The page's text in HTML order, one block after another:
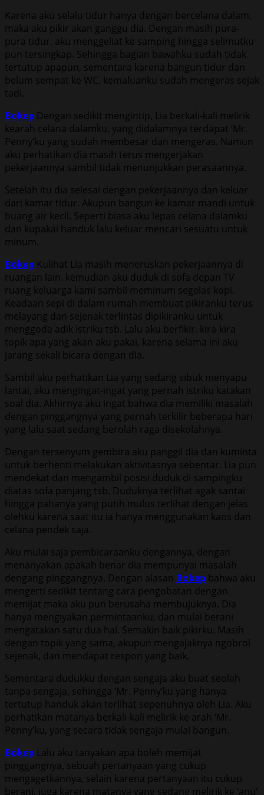
Karena aku selalu tidur hanya dengan bercelana dalam,
maka aku pikir akan ganggu dia. Dengan masih pura-
pura tidur, aku menggeliat ke samping hingga selimutku
pun tersingkap. Sehingga bagian bawahku sudah tidak
tertutup apapun, sementara karena bangun tidur dan
belum sempat ke WC, kemaluanku sudah mengeras sejak
tadi.
Bokep Dengan sedikit mengintip, Lia berkali-kali melirik
kearah celana dalamku, yang didalamnya terdapat ‘Mr.
Penny’ku yang sudah membesar dan mengeras. Namun
aku perhatikan dia masih terus mengerjakan
pekerjaannya sambil tidak menunjukkan perasaannya.
Setelah itu dia selesai dengan pekerjaannya dan keluar
dari kamar tidur. Akupun bangun ke kamar mandi untuk
buang air kecil. Seperti biasa aku lepas celana dalamku
dan kupakai handuk lalu keluar mencari sesuatu untuk
minum.
Bokep Kulihat Lia masih meneruskan pekerjaannya di
ruangan lain. kemudian aku duduk di sofa depan TV
ruang keluarga kami sambil meminum segelas kopi.
Keadaan sepi di dalam rumah membuat pikiranku terus
melayang dan sejenak terlintas dipikiranku untuk
menggoda adik istriku tsb. Lalu aku berfikir, kira-kira
topik apa yang akan aku pakai, karena selama ini aku
jarang sekali bicara dengan dia.
Sambil aku perhatikan Lia yang sedang sibuk menyapu
lantai, aku mengingat-ingat yang pernah istriku katakan
soal dia. Akhirnya aku ingat bahwa dia memiliki masalah
dengan pinggangnya yang pernah terkilir beberapa hari
yang lalu saat sedang berolah raga disekolahnya.
Dengan tersenyum gembira aku panggil dia dan kuminta
untuk berhenti melakukan aktivitasnya sebentar. Lia pun
mendekat dan mengambil posisi duduk di sampingku
diatas sofa panjang tsb. Duduknya terlihat agak santai
hingga pahanya yang putih mulus terlihat dengan jelas
olehku karena saat itu ia hanya menggunakan kaos dan
celana pendek saja.
Aku mulai saja pembicaraanku dengannya, dengan
menanyakan apakah benar dia mempunyai masalah
dengang pinggangnya. Dengan alasan Bokep bahwa aku
mengerti sedikit tentang cara pengobatan dengan
memijat maka aku pun berusaha membujuknya. Dia
hanya mengiyakan permintaanku, dan mulai berani
mengatakan satu dua hal. Semakin baik pikirku. Masih
dengan topik yang sama, akupun mengajaknya ngobrol
sejenak, dan mendapat respon yang baik.
Sementara dudukku dengan sengaja aku buat seolah
tanpa sengaja, sehingga ‘Mr. Penny’ku yang hanya
tertutup handuk akan terlihat sepenuhnya oleh Lia. Aku
perhatikan matanya berkali-kali melirik ke arah ‘Mr.
Penny’ku, yang secara tidak sengaja mulai bangun.
Bokep Lalu aku tanyakan apa boleh memijat
pinggangnya, sebuah pertanyaan yang cukup
mengagetkannya, selain karena pertanyaan itu cukup
berani, juga karena matanya yang sedang melirik ke ‘anu’